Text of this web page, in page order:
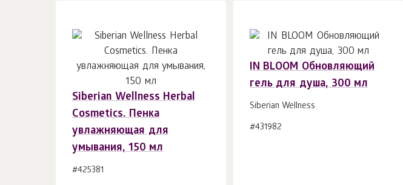
Siberian Wellness Herbal
Cosmetics. Пенка
увлажняющая для
умывания, 150 мл
#425381
В корзину 1шт.
IN BLOOM Обновляющий
гель для душа, 300 мл
Siberian Wellness
#431982